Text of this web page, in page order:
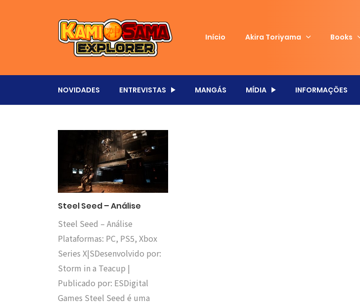
Início Akira Toriyama Books
NOVIDADES ENTREVISTAS MANGÁS MÍDIA INFORMAÇÕES
Steel Seed – Análise
Steel Seed – Análise
Plataformas: PC, PS5, Xbox
Series X|SDesenvolvido por:
Storm in a Teacup |
Publicado por: ESDigital
Games Steel Seed é uma